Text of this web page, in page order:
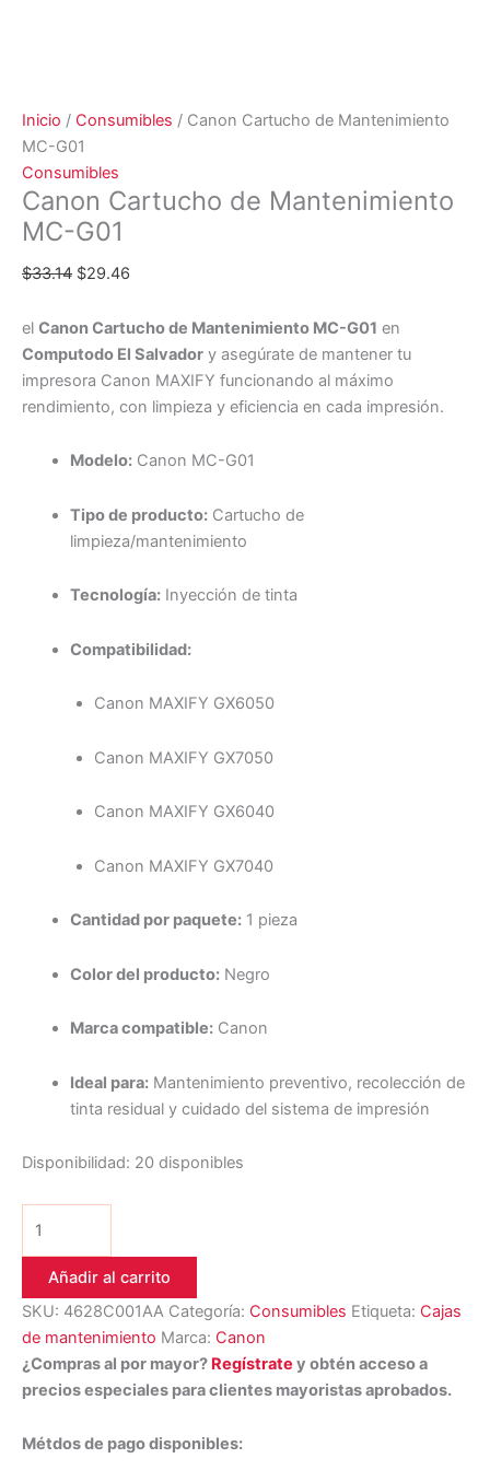
Inicio / Consumibles / Canon Cartucho de Mantenimiento
MC-G01
Consumibles
Canon Cartucho de Mantenimiento
MC-G01
$33.14 $29.46
el Canon Cartucho de Mantenimiento MC-G01 en
Computodo El Salvador y asegúrate de mantener tu
impresora Canon MAXIFY funcionando al máximo
rendimiento, con limpieza y eficiencia en cada impresión.
Modelo:Canon MC-G01
Tipo de producto:Cartucho de
limpieza/mantenimiento
Tecnología:Inyección de tinta
Compatibilidad:
Canon MAXIFY GX6050
Canon MAXIFY GX7050
Canon MAXIFY GX6040
Canon MAXIFY GX7040
Cantidad por paquete:1 pieza
Color del producto:Negro
Marca compatible:Canon
Ideal para:Mantenimiento preventivo, recolección de
tinta residual y cuidado del sistema de impresión
Disponibilidad: 20 disponibles
Añadir al carrito
SKU: 4628C001AA Categoría: Consumibles Etiqueta: Cajas
de mantenimiento Marca: Canon
¿Compras al por mayor? Regístrate y obtén acceso a
precios especiales para clientes mayoristas aprobados.
Métdos de pago disponibles: